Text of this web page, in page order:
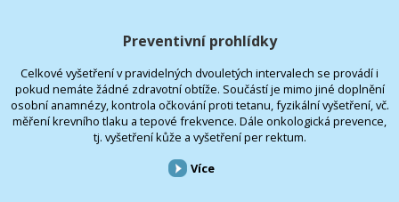
Preventivní prohlídky
Celkové vyšetření v pravidelných dvouletých intervalech se provádí i
pokud nemáte žádné zdravotní obtíže. Součástí je mimo jiné doplnění
osobní anamnézy, kontrola očkování proti tetanu, fyzikální vyšetření, vč.
měření krevního tlaku a tepové frekvence. Dále onkologická prevence,
tj. vyšetření kůže a vyšetření per rektum.
Více